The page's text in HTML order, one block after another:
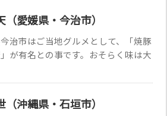
（愛媛県・今治市）
治市はご当地グルメとして、「焼豚
が有名との事です。おそらく味は大
（沖縄県・石垣市）